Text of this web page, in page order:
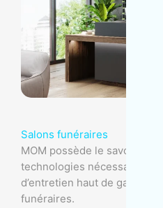
Salons funéraires
MOM possède le savoir-
technologies nécessaires
d’entretien haut de gamme
funéraires.